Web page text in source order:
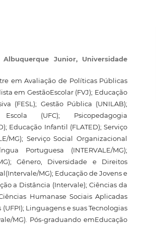
Junior, Universidade
em Avaliação de Políticas Públicas
em GestãoEscolar (FVJ); Educação
(FESL); Gestão Pública (UNILAB);
(UFC); Psicopedagogia
Educação Infantil (FLATED); Serviço
MG); Serviço Social Organizacional
Portuguesa (INTERVALE/MG);
Gênero, Diversidade e Direitos
MG); Educação de Jovens e
a Distância (Intervale); Ciências da
Humanase Sociais Aplicadas
Linguagens e suas Tecnologias
MG). Pós-graduando emEducação